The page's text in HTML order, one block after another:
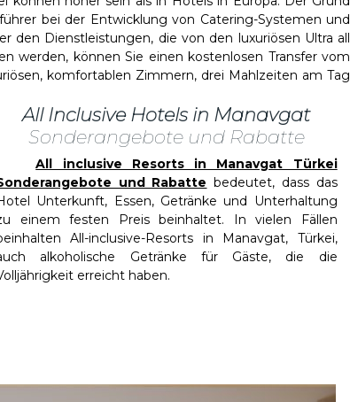
bei der Entwicklung von Catering-Systemen und
Dienstleistungen, die von den luxuriösen Ultra all
werden, können Sie einen kostenlosen Transfer vom
komfortablen Zimmern, drei Mahlzeiten am Tag
All Inclusive Hotels in Manavgat
Sonderangebote und Rabatte
All inclusive Resorts in Manavgat Türkei
und Rabatte bedeutet, dass das
Unterkunft, Essen, Getränke und Unterhaltung
einem festen Preis beinhaltet. In vielen Fällen
All-inclusive-Resorts in Manavgat, Türkei,
alkoholische Getränke für Gäste, die die
erreicht haben.